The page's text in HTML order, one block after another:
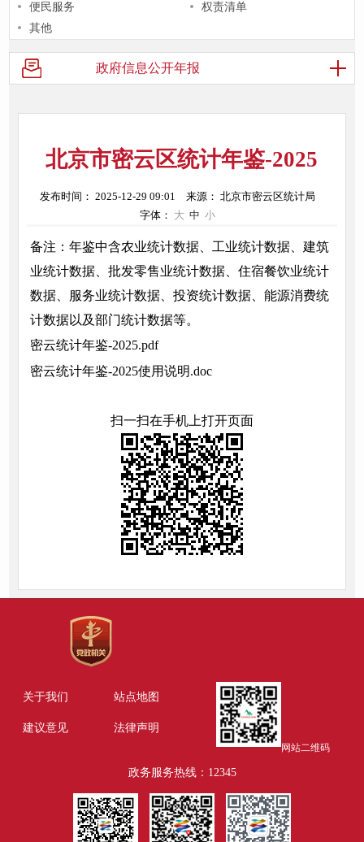
便民服务
权责清单
其他
政府信息公开年报
北京市密云区统计年鉴-2025
发布时间： 2025-12-29 09:01
来源： 北京市密云区统计局
字体： 大 中 小
备注：年鉴中含农业统计数据、工业统计数据、建筑
业统计数据、批发零售业统计数据、住宿餐饮业统计
数据、服务业统计数据、投资统计数据、能源消费统
计数据以及部门统计数据等。
密云统计年鉴-2025.pdf
密云统计年鉴-2025使用说明.doc
扫一扫在手机上打开页面
关于我们 站点地图
建议意见 法律声明
网站二维码
政务服务热线：12345